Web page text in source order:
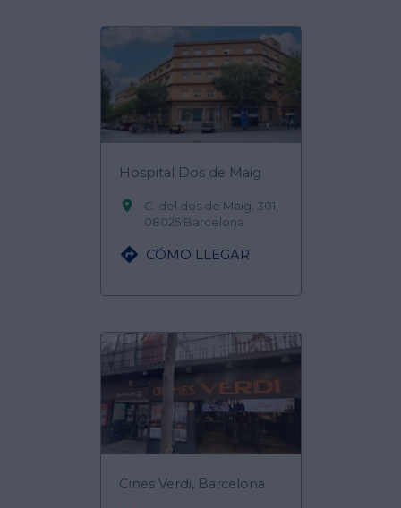
Hospital Dos de Maig

C. del dos de Maig, 301,
08025 Barcelona
 CÓMO LLEGAR
Cines Verdi, Barcelona